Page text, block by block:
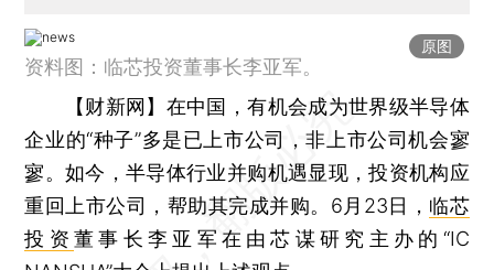
原图
资料图：临芯投资董事长李亚军。
【财新网】 在中国，有机会成为世界级半导体
企业的“种子”多是已上市公司，非上市公司机会寥
寥。如今，半导体行业并购机遇显现，投资机构应
重回上市公司，帮助其完成并购。6月23日， 临芯
投资董事长李亚军在由芯谋研究主办的“IC